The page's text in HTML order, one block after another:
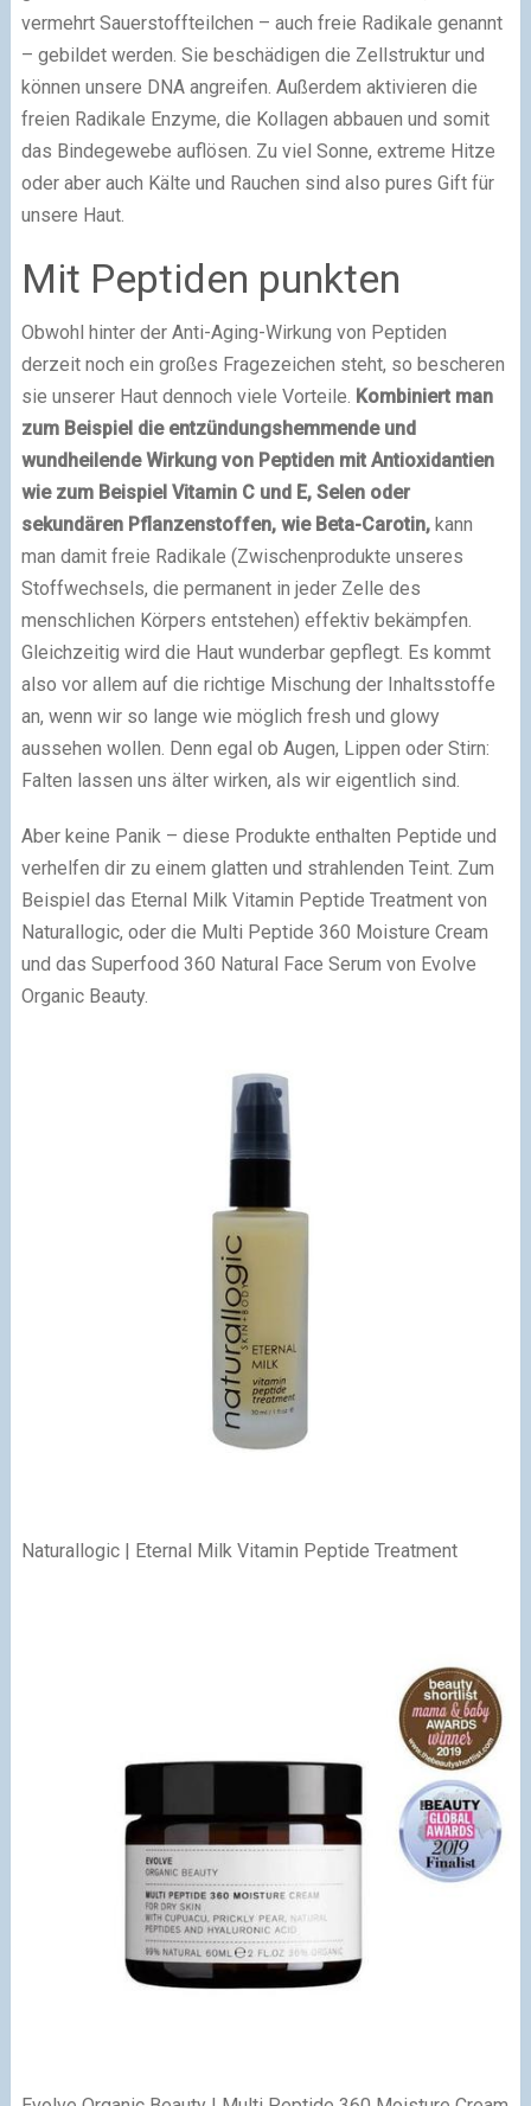
vermehrt Sauerstoffteilchen – auch freie Radikale genannt
– gebildet werden. Sie beschädigen die Zellstruktur und
können unsere DNA angreifen. Außerdem aktivieren die
freien Radikale Enzyme, die Kollagen abbauen und somit
das Bindegewebe auflösen. Zu viel Sonne, extreme Hitze
oder aber auch Kälte und Rauchen sind also pures Gift für
unsere Haut.
Mit Peptiden punkten
Obwohl hinter der Anti-Aging-Wirkung von Peptiden
derzeit noch ein großes Fragezeichen steht, so bescheren
sie unserer Haut dennoch viele Vorteile. Kombiniert man
zum Beispiel die entzündungshemmende und
wundheilende Wirkung von Peptiden mit Antioxidantien
wie zum Beispiel Vitamin C und E, Selen oder
sekundären Pflanzenstoffen, wie Beta-Carotin, kann
man damit freie Radikale (Zwischenprodukte unseres
Stoffwechsels, die permanent in jeder Zelle des
menschlichen Körpers entstehen) effektiv bekämpfen.
Gleichzeitig wird die Haut wunderbar gepflegt. Es kommt
also vor allem auf die richtige Mischung der Inhaltsstoffe
an, wenn wir so lange wie möglich fresh und glowy
aussehen wollen. Denn egal ob Augen, Lippen oder Stirn:
Falten lassen uns älter wirken, als wir eigentlich sind.
Aber keine Panik – diese Produkte enthalten Peptide und
verhelfen dir zu einem glatten und strahlenden Teint. Zum
Beispiel das Eternal Milk Vitamin Peptide Treatment von
Naturallogic, oder die Multi Peptide 360 Moisture Cream
und das Superfood 360 Natural Face Serum von Evolve
Organic Beauty.
Naturallogic | Eternal Milk Vitamin Peptide Treatment